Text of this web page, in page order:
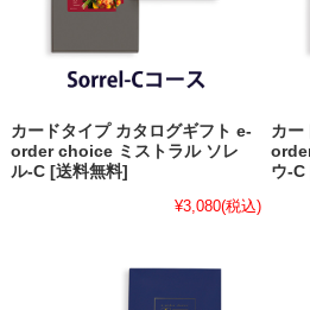
カードタイプ カタログギフト e-
order choice ミストラル ソレ
ル-C [送料無料]
¥3,080(税込)
カー
ウ-C